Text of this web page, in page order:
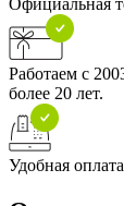
Работаем с
более 20 лет.
Удобная